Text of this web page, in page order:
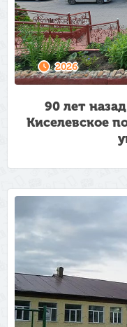
2026
90 лет
Киселевское